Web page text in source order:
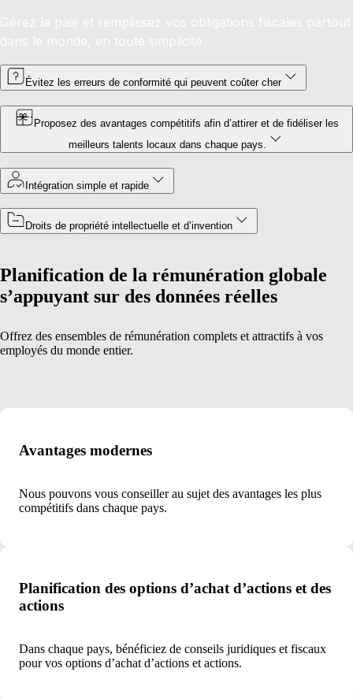
Gérez la paie et remplissez vos obligations fiscales partout
dans le monde, en toute simplicité.
Évitez les erreurs de conformité qui peuvent coûter cher
Proposez des avantages compétitifs afin d’attirer et de fidéliser les
meilleurs talents locaux dans chaque pays.
Intégration simple et rapide
Droits de propriété intellectuelle et d’invention
Planification de la rémunération globale
s’appuyant sur des données réelles
Offrez des ensembles de rémunération complets et attractifs à vos
employés du monde entier.
Avantages modernes
Nous pouvons vous conseiller au sujet des avantages les plus
compétitifs dans chaque pays.
Planification des options d’achat d’actions et des
actions
Dans chaque pays, bénéficiez de conseils juridiques et fiscaux
pour vos options d’achat d’actions et actions.